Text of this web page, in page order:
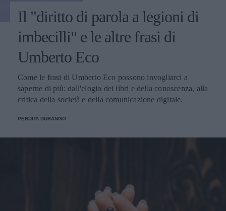
Il "diritto di parola a legioni di
imbecilli" e le altre frasi di
Umberto Eco
Come le frasi di Umberto Eco possono invogliarci a
saperne di più: dall'elogio dei libri e della conoscenza, alla
critica della società e della comunicazione digitale.
PERDITA DURANGO